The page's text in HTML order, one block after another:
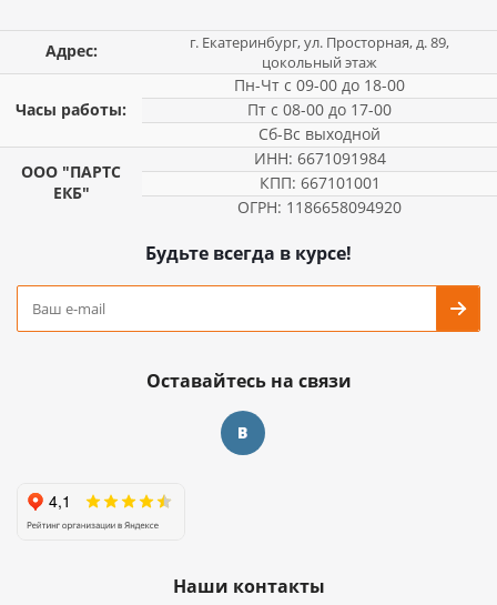
Адрес:
г. Екатеринбург, ул. Просторная, д. 89,
цокольный этаж
Часы работы:
Пн-Чт с 09-00 до 18-00
Пт с 08-00 до 17-00
Сб-Вс выходной
ООО "ПАРТС
ЕКБ"
ИНН: 6671091984
КПП: 667101001
ОГРН: 1186658094920
Будьте всегда в курсе!
Оставайтесь на связи
Наши контакты